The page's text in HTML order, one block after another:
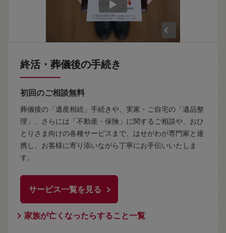
終活・葬儀後の手続き
初回のご相談無料
葬儀後の「遺産相続」手続きや、実家・ご自宅の「遺品整
理」、さらには「不動産・保険」に関するご相談や、おひ
とりさま向けの各種サービスまで、はせがわが専門家と連
携し、お客様に寄り添いながら丁寧にお手伝いいたしま
す。
サービス一覧を見る
家族が亡くなったらすること一覧